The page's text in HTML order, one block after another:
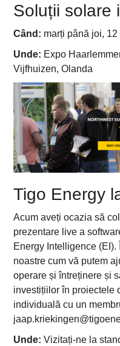
Soluții solare
Când: marți până joi,
Unde: Expo
Vijfhuizen, Olanda
Tigo Energy
Acum aveți ocazia să
prezentare live a
Energy Intelligence
noastre cum vă putem
operare și întreținere și
investițiilor în proiectele
individuală cu un
Unde: Vizitați-ne la